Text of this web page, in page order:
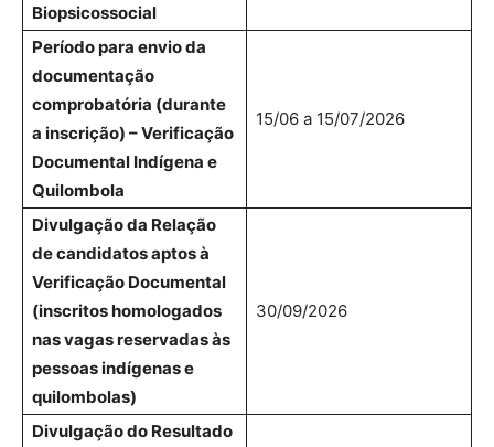
Biopsicossocial
Período para envio da
documentação
comprobatória (durante
a inscrição) – Verificação
Documental Indígena e
Quilombola
15/06 a 15/07/2026
Divulgação da Relação
de candidatos aptos à
Verificação Documental
(inscritos homologados
nas vagas reservadas às
pessoas indígenas e
quilombolas)
30/09/2026
Divulgação do Resultado